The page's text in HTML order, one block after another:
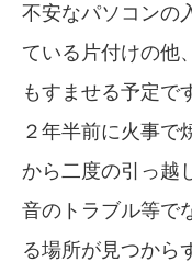
不安なパソコンの
ている片付けの他
もすませる予定で
２年半前に火事で
から二度の引っ越
音のトラブル等で
る場所が見つから